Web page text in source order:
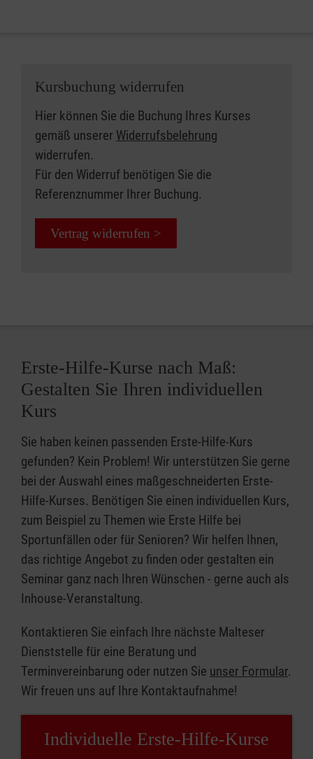
Kursbuchung widerrufen
Hier können Sie die Buchung Ihres Kurses
gemäß unserer Widerrufsbelehrung
widerrufen.
Für den Widerruf benötigen Sie die
Referenznummer Ihrer Buchung.
Vertrag widerrufen >
Erste-Hilfe-Kurse nach Maß:
Gestalten Sie Ihren individuellen
Kurs
Sie haben keinen passenden Erste-Hilfe-Kurs
gefunden? Kein Problem! Wir unterstützen Sie gerne
bei der Auswahl eines maßgeschneiderten Erste-
Hilfe-Kurses. Benötigen Sie einen individuellen Kurs,
zum Beispiel zu Themen wie Erste Hilfe bei
Sportunfällen oder für Senioren? Wir helfen Ihnen,
das richtige Angebot zu finden oder gestalten ein
Seminar ganz nach Ihren Wünschen - gerne auch als
Inhouse-Veranstaltung.
Kontaktieren Sie einfach Ihre nächste Malteser
Dienststelle für eine Beratung und
Terminvereinbarung oder nutzen Sie unser Formular.
Wir freuen uns auf Ihre Kontaktaufnahme!
Individuelle Erste-Hilfe-Kurse